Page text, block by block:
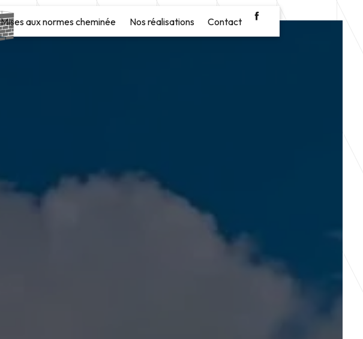
Mises aux normes cheminée Nos réalisations Contact